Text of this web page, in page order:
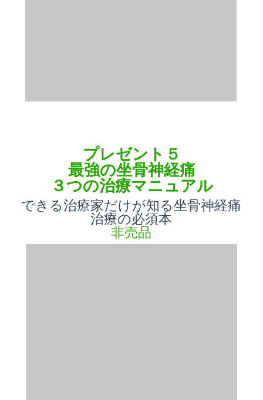
プレゼント５
最強の坐骨神経痛
３つの治療マニュアル
できる治療家だけが知る坐骨神経痛
治療の必須本
非売品